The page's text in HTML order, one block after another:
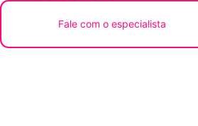
Fale com o especialista